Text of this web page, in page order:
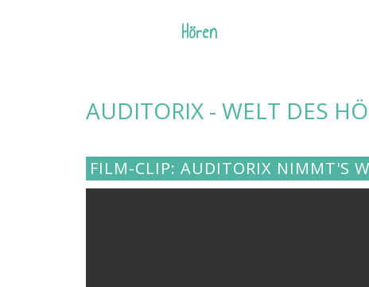
Hören
AUDITORIX - WELT DES
FILM-CLIP: AUDITORIX NIMMT'S